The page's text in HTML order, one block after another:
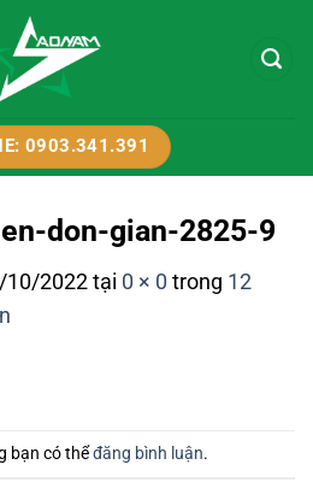
0903.341.391
don-gian-2825-9
10/2022 tại 0 × 0 trong 12
bạn có thểđăng bình luận.